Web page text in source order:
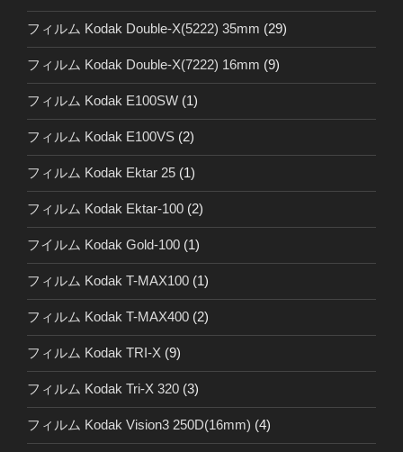
フィルム Kodak Double-X(5222) 35mm (29)
フィルム Kodak Double-X(7222) 16mm (9)
フィルム Kodak E100SW (1)
フィルム Kodak E100VS (2)
フィルム Kodak Ektar 25 (1)
フィルム Kodak Ektar-100 (2)
フイルム Kodak Gold-100 (1)
フィルム Kodak T-MAX100 (1)
フィルム Kodak T-MAX400 (2)
フィルム Kodak TRI-X (9)
フィルム Kodak Tri-X 320 (3)
フィルム Kodak Vision3 250D(16mm) (4)